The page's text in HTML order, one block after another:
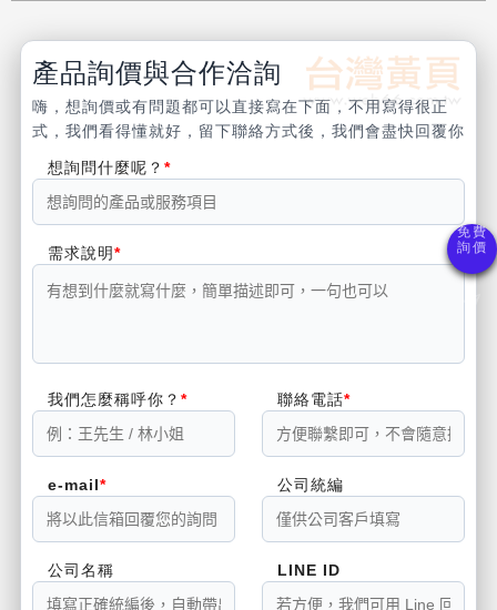
產品詢價與合作洽詢
嗨，想詢價或有問題都可以直接寫在下面，不用寫得很正
式，我們看得懂就好，留下聯絡方式後，我們會盡快回覆你
想詢問什麼呢？
需求說明
我們怎麼稱呼你？ 聯絡電話
e-mail 公司統編
公司名稱 LINE ID